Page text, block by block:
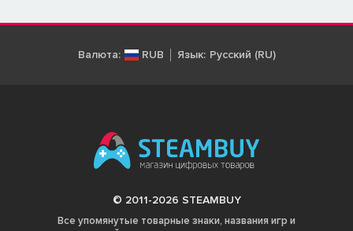
Валюта: RUB Язык: Русский (RU)
© 2011-2026 STEAMBUY
Все упомянутые товарные знаки, названия игр и